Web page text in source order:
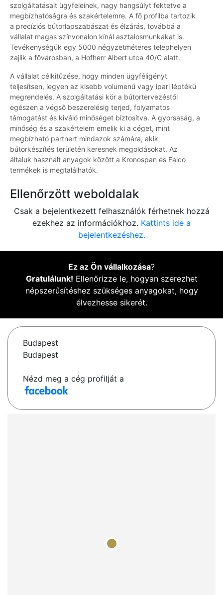
szolgáltatásait ügyfeleinek, nagy hangsúlyt fektetve a
megbízhatóságra és szakértelemre. A fő profilba tartozik
a precíziós bútorlapszabászat és élzárás, továbbá a
vállalat magas színvonalon kínál asztalosmunkákat is.
Tevékenységük egy 5000 négyzetméteres telephelyen
zajlik a fővárosban, a Hofherr Albert utca 40/C alatt.
A vállalat célkitűzése, hogy minden ügyféligényt
teljesítsen, legyen az kisebb volumenű vagy ipari léptékű
megrendelés. A szolgáltatási kör a bútortervezéstől
egészen a végső beszerelésig terjed, folyamatos
támogatást és kiváló minőséget biztosítva. A gyorsaság, a
minőség és a szakértelem emelik ki a céget, mint
megbízható partnert mindazok számára, akik
bútorkészítés területén keresnek megoldásokat. Az
általuk használt anyagok között a Kronospan és Falco
termékek is megtalálhatók.
Ellenőrzött weboldalak
Csak a bejelentkezett felhasználók férhetnek hozzá
ezekhez az információkhoz. Kattints ide a
bejelentkezéshez.
Ez az Ön vállalkozása?
Gratulálunk! Ellenőrizze le, hogyan szerezhet
népszerűsítéshez szükséges anyagokat, hogy
élvezhesse sikerét.
Budapest
Budapest
Nézd meg a cég profilját a